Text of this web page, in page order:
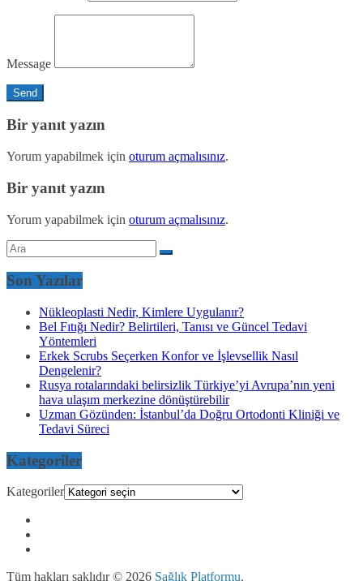
Message
Bir yanıt yazın
Yorum yapabilmek için oturum açmalısınız.
Bir yanıt yazın
Yorum yapabilmek için oturum açmalısınız.
Son Yazılar
Nükleoplasti Nedir, Kimlere Uygulanır?
Bel Fıtığı Nedir? Belirtileri, Tanısı ve Güncel Tedavi
Yöntemleri
Erkek Scrubs Seçerken Konfor ve İşlevsellik Nasıl
Dengelenir?
Rusya rotalarındaki belirsizlik Türkiye’yi Avrupa’nın yeni
hava ulaşım merkezine dönüştürebilir
Uzman Gözünden: İstanbul’da Doğru Ortodonti Kliniği ve
Tedavi Süreci
Kategoriler
Kategoriler
Tüm hakları saklıdır © 2026 Sağlık Platformu.